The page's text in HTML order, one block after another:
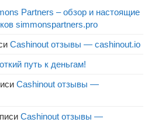
Partners – обзор и настоящие
simmonspartners.pro
Cashinout отзывы — cashinout.io
путь к деньгам!
Cashinout отзывы —
Cashinout отзывы —